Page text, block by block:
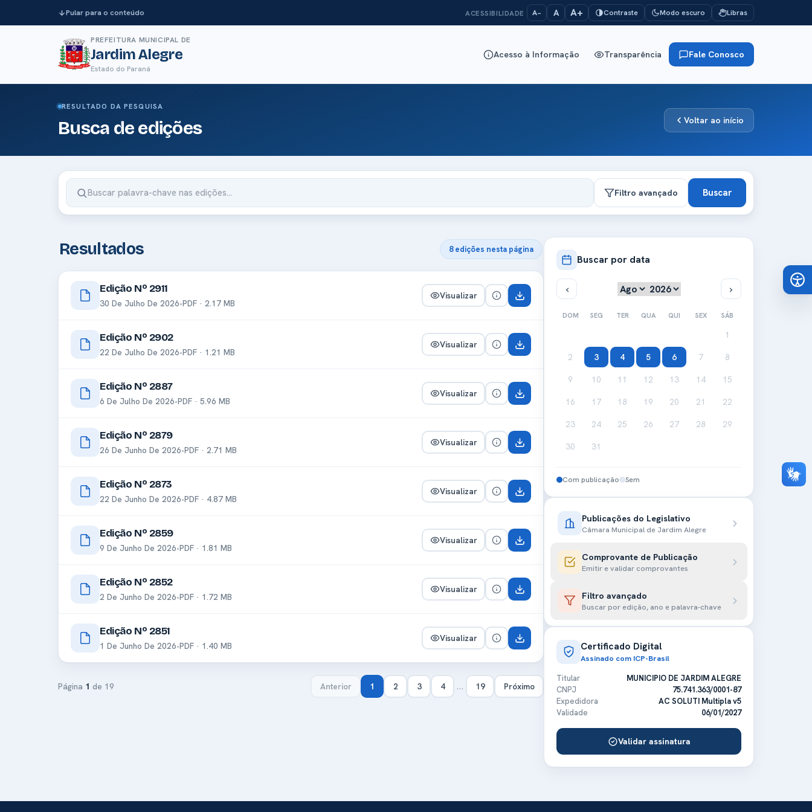
Pular para o conteúdo ACESSIBILIDADE A− A A+ Contraste Modo escuro Libras
PREFEITURA MUNICIPAL DE
Jardim Alegre
Estado do Paraná
Acesso à Informação Transparência Fale Conosco
RESULTADO DA PESQUISA
Busca de edições Voltar ao início
Filtro avançado Buscar
Resultados 8 edições nesta página
Edição Nº 2911
30 De Julho De 2026•PDF · 2.17 MB
Visualizar
Edição Nº 2902
22 De Julho De 2026•PDF · 1.21 MB
Visualizar
Edição Nº 2887
6 De Julho De 2026•PDF · 5.96 MB
Visualizar
Edição Nº 2879
26 De Junho De 2026•PDF · 2.71 MB
Visualizar
Edição Nº 2873
22 De Junho De 2026•PDF · 4.87 MB
Visualizar
Edição Nº 2859
9 De Junho De 2026•PDF · 1.81 MB
Visualizar
Edição Nº 2852
2 De Junho De 2026•PDF · 1.72 MB
Visualizar
Edição Nº 2851
1 De Junho De 2026•PDF · 1.40 MB
Visualizar
Página 1 de 19 Anterior 1 2 3 4 … 19 Próximo
Buscar por data
DOM SEG TER QUA QUI SEX SÁB
1
2 3 4 5 6 7 8
9 10 11 12 13 14 15
16 17 18 19 20 21 22
23 24 25 26 27 28 29
30 31
Com publicação Sem
Publicações do Legislativo
Câmara Municipal de Jardim Alegre
Comprovante de Publicação
Emitir e validar comprovantes
Filtro avançado
Buscar por edição, ano e palavra-chave
Certificado Digital
Assinado com ICP-Brasil
Titular
MUNICIPIO DE JARDIM ALEGRE
CNPJ
75.741.363/0001-87
Expedidora
AC SOLUTI Multipla v5
Validade
06/01/2027
Validar assinatura